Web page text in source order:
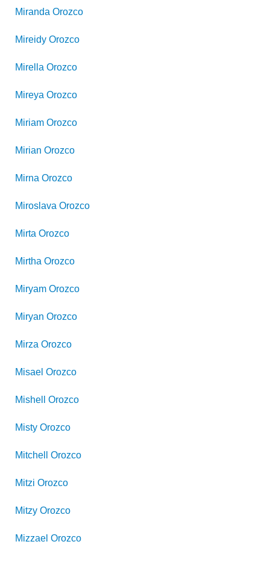
Miranda Orozco
Mireidy Orozco
Mirella Orozco
Mireya Orozco
Miriam Orozco
Mirian Orozco
Mirna Orozco
Miroslava Orozco
Mirta Orozco
Mirtha Orozco
Miryam Orozco
Miryan Orozco
Mirza Orozco
Misael Orozco
Mishell Orozco
Misty Orozco
Mitchell Orozco
Mitzi Orozco
Mitzy Orozco
Mizzael Orozco